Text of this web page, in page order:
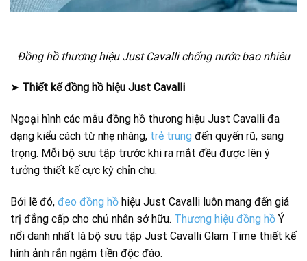
Đồng hồ thương hiệu Just Cavalli chống nước bao nhiêu
➤ Thiết kế đồng hồ hiệu Just Cavalli
Ngoại hình các mẫu đồng hồ thương hiệu Just Cavalli đa
dạng kiểu cách từ nhẹ nhàng, trẻ trung đến quyến rũ, sang
trọng. Mỗi bộ sưu tập trước khi ra mắt đều được lên ý
tưởng thiết kế cực kỳ chỉn chu.
Bởi lẽ đó, đeo đồng hồ hiệu Just Cavalli luôn mang đến giá
trị đẳng cấp cho chủ nhân sở hữu. Thương hiệu đồng hồ Ý
nổi danh nhất là bộ sưu tập Just Cavalli Glam Time thiết kế
hình ảnh rắn ngậm tiền độc đáo.